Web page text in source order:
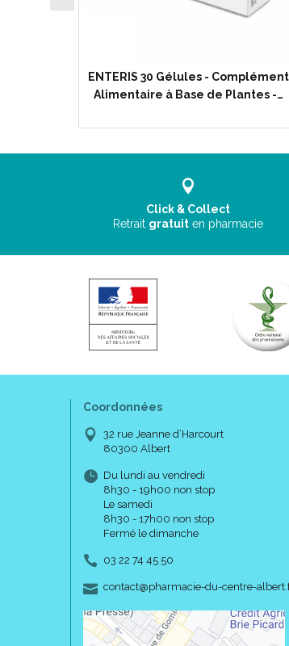
ENTERIS 30 Gélules - Complément
Alimentaire à Base de Plantes -…
Click & Collect
Retrait gratuit en pharmacie
Coordonnées
32 rue Jeanne d’Harcourt
80300 Albert
Du lundi au vendredi
8h30 - 19h00 non stop
Le samedi
8h30 - 17h00 non stop
Fermé le dimanche
03 22 74 45 50
contact-
@-
pharmacie-du-centre-